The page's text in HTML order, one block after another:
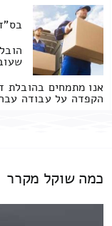
אנו מתמחים בהובלת
הקפדה על עבודה
כמה שוקל מקרר